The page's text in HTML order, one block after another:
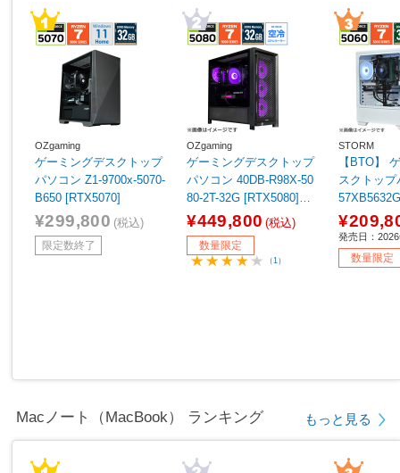
OZgaming
ゲーミングデスクトップ
パソコン Z1-9700x-5070-
B650 [RTX5070]
¥299,800 (税込)
限定数終了
OZgaming
ゲーミングデスクトップ
パソコン 40DB-R98X-50
80-2T-32G [RTX5080]
【sof001】
¥449,800 (税込)
数量限定
（1）
STORM
【BTO】
スクトッ
060 8GB]
発売日：
数量限定
Macノート（MacBook） ランキング もっと見る